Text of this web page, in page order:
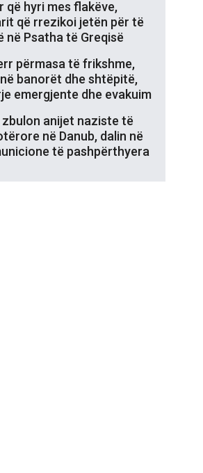
që hyri mes flakëve,
që rrezikoi jetën për të
Psatha të Greqisë
përmasa të frikshme,
banorët dhe shtëpitë,
emergjente dhe evakuim
anijet naziste të
në Danub, dalin në
të pashpërthyera